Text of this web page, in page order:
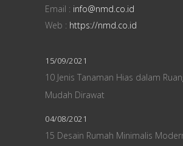
Email : info@nmd.co.id
Web : https://nmd.co.id
15/09/2021
10 Jenis Tanaman Hias dalam
Mudah Dirawat
04/08/2021
15 Desain Rumah Minimalis